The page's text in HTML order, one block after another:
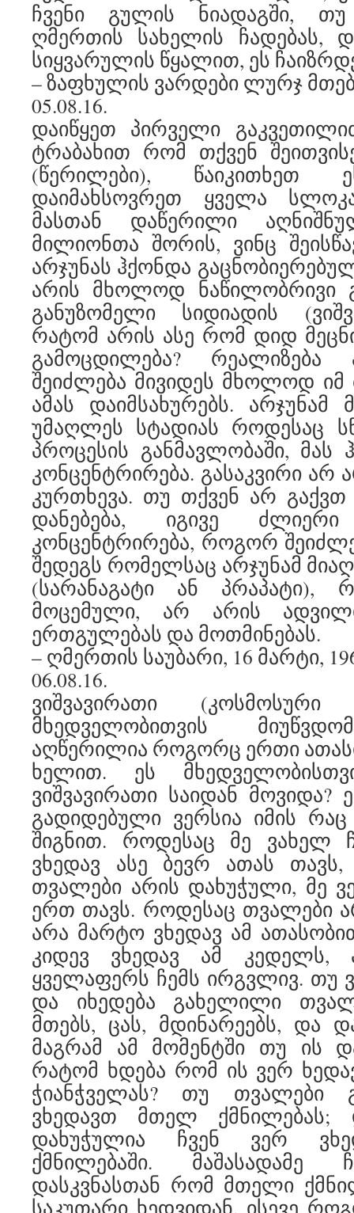
ჩვენი გულის ნიადაგში,
ღმერთის სახელის ჩადებას,
სიყვარულის წყალით, ეს
– ზაფხულის ვარდები ლურჯ
05.08.16.
დაიწყეთ პირველი
ტრაბახით რომ თქვენ
(წერილები),
დაიმახსოვრეთ ყველა
მასთან დაწერილი
მილიონთა შორის, ვინც
არჯუნას ჰქონდა
არის მხოლოდ ნაწილობრივი
განუზომელი სიდიადის
რატომ არის ასე რომ დიდ
გამოცდილება? რეალიზება
შეიძლება მივიდეს მხოლოდ იმ
ამას დაიმსახურებს. არჯუნამ
უმაღლეს სტადიას როდესაც
პროცესის განმავლობაში,
კონცენტრირება. გასაკვირი არ
კურთხევა. თუ თქვენ არ გაქვთ
დანებება, იგივე
კონცენტრირება, როგორ
შედეგს რომელსაც არჯუნამ
(სარანაგატი ან პრაპატი),
მოცემული, არ არის
ერთგულებას და მოთმინებას.
– ღმერთის საუბარი, 16 მარტი,
06.08.16.
ვიშვავირათი
მხედველობითვის
აღწერილია როგორც ერთი
ხელით. ეს
ვიშვავირათი საიდან
გადიდებული ვერსია იმის
შიგნით. როდესაც მე ვახელ
ვხედავ ასე ბევრ ათას
თვალები არის დახუჭული, მე
ერთ თავს. როდესაც თვალები
არა მარტო ვხედავ ამ
კიდევ ვხედავ ამ კედელს,
ყველაფერს ჩემს ირგვლივ. თუ
და იხედება გახელილი
მთებს, ცას, მდინარეებს, და
მაგრამ ამ მომენტში თუ ის
რატომ ხდება რომ ის ვერ
ჭიანჭველას? თუ თვალები
ვხედავთ მთელ
დახუჭულია ჩვენ ვერ
ქმნილებაში. მაშასადამე
დასკვნასთან რომ მთელი
საკუთარი ხედვიდან. ისევე